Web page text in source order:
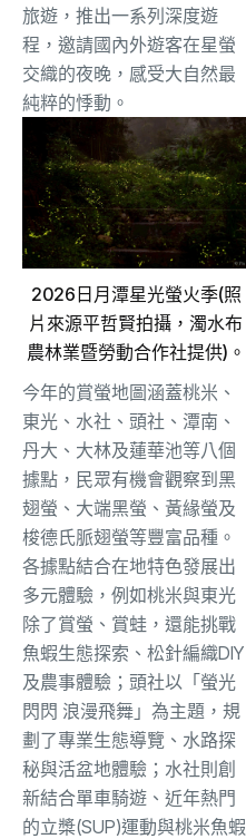
旅遊， 推出一系列深度遊
程，邀請國內外遊客在星螢
交織的夜晚， 感受大自然最
純粹的悸動。
2026日月潭星光螢火季(照
片來源平哲賢拍攝，濁水布
農林業暨勞動合作社提供)。
今年的賞螢地圖涵蓋桃米、
東光、水社、頭社、潭南、
丹大、 大林及蓮華池等八個
據點，民眾有機會觀察到黑
翅螢、大端黑螢、 黃緣螢及
梭德氏脈翅螢等豐富品種。
各據點結合在地特色發展出
多元體驗，例如桃米與東光
除了賞螢、 賞蛙，還能挑戰
魚蝦生態探索、松針編織DIY
及農事體驗； 頭社以「螢光
閃閃 浪漫飛舞」為主題，規
劃了專業生態導覽、水路探
秘與活盆地體驗； 水社則創
新結合單車騎遊、近年熱門
的立槳(SUP)運動與桃米魚蝦